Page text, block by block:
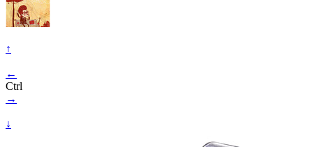
↑
←
Ctrl
→
↓